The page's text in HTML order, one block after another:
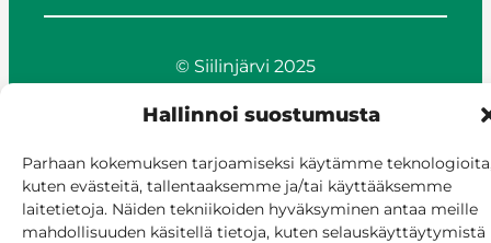
Hallinnoi suostumusta
Parhaan kokemuksen tarjoamiseksi käytämme
kuten evästeitä, tallentaaksemme ja/tai käyttääksemme
laitetietoja. Näiden tekniikoiden hyväksyminen antaa meille
mahdollisuuden käsitellä tietoja, kuten selauskäyttäytymistä
© Siilinjärvi 2025
Asioi verkossa
Saavutettavuus
Evästekäytäntö
Hallitse suostumusta